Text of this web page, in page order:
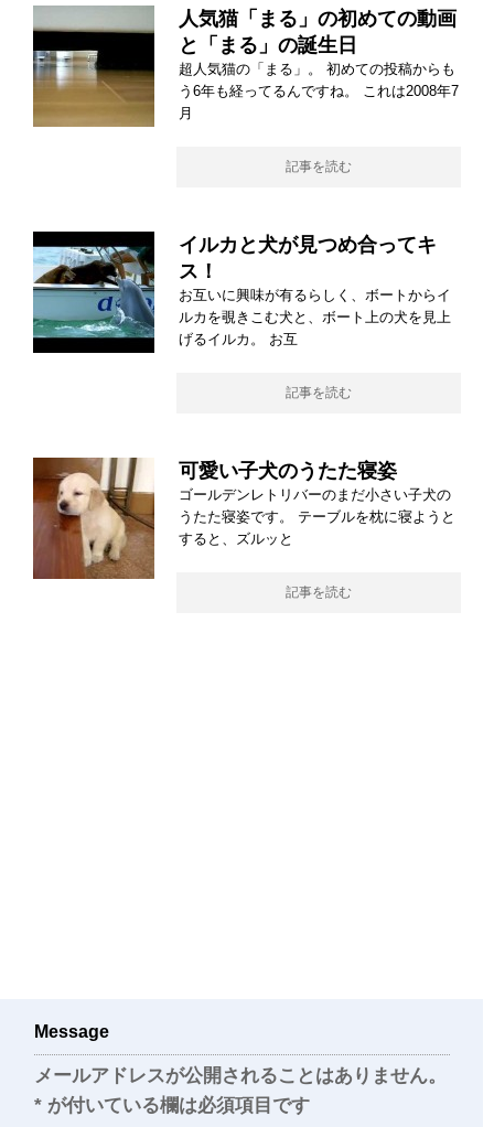
人気猫「まる」の初めての動画
と「まる」の誕生日
超人気猫の「まる」。 初めての投稿からも
う6年も経ってるんですね。 これは2008年7
月
記事を読む
イルカと犬が見つめ合ってキ
ス！
お互いに興味が有るらしく、ボートからイ
ルカを覗きこむ犬と、ボート上の犬を見上
げるイルカ。 お互
記事を読む
可愛い子犬のうたた寝姿
ゴールデンレトリバーのまだ小さい子犬の
うたた寝姿です。 テーブルを枕に寝ようと
すると、ズルッと
記事を読む
Message
メールアドレスが公開されることはありません。
* が付いている欄は必須項目です